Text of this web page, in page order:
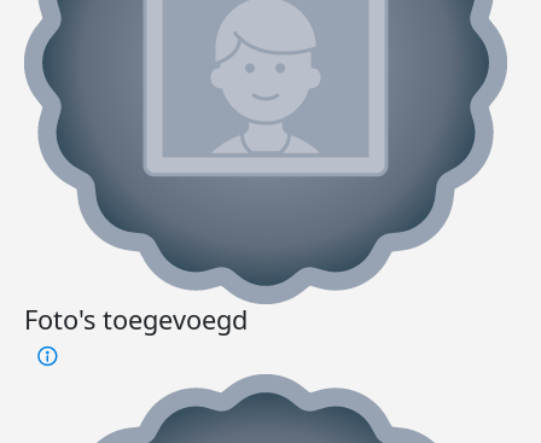
Foto's toegevoegd